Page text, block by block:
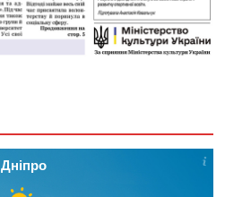
Дніпро